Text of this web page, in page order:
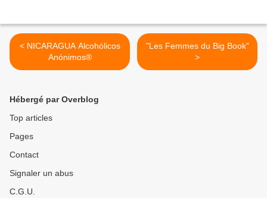
< NICARAGUA Alcohólicos
Anónimos®
"Les Femmes du Big Book"
>
Hébergé par Overblog
Top articles
Pages
Contact
Signaler un abus
C.G.U.